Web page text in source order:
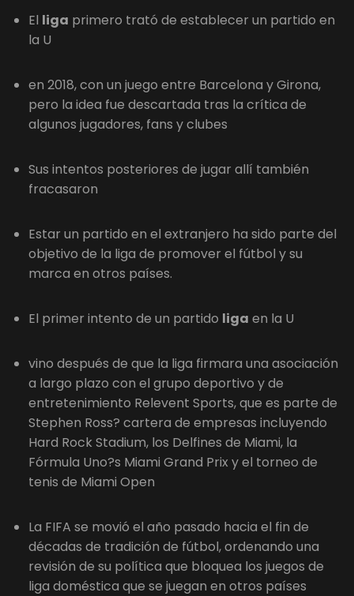
El liga primero trató de establecer un partido en
la U
en 2018, con un juego entre Barcelona y Girona,
pero la idea fue descartada tras la crítica de
algunos jugadores, fans y clubes
Sus intentos posteriores de jugar allí también
fracasaron
Estar un partido en el extranjero ha sido parte del
objetivo de la liga de promover el fútbol y su
marca en otros países.
El primer intento de un partido liga en la U
vino después de que la liga firmara una asociación
a largo plazo con el grupo deportivo y de
entretenimiento Relevent Sports, que es parte de
Stephen Ross? cartera de empresas incluyendo
Hard Rock Stadium, los Delfines de Miami, la
Fórmula Uno?s Miami Grand Prix y el torneo de
tenis de Miami Open
La FIFA se movió el año pasado hacia el fin de
décadas de tradición de fútbol, ordenando una
revisión de su política que bloquea los juegos de
liga doméstica que se juegan en otros países